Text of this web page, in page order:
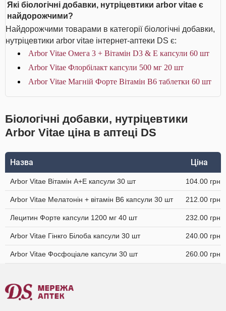
Які біологічні добавки, нутріцевтики arbor vitae є
найдорожчими?
Найдорожчими товарами в категорії біологічні добавки,
нутріцевтики arbor vitae інтернет-аптеки DS є:
Arbor Vitae Омега 3 + Вітамін D3 & Е капсули 60 шт
Arbor Vitae Флорбілакт капсули 500 мг 20 шт
Arbor Vitae Магній Форте Вітамін В6 таблетки 60 шт
Біологічні добавки, нутріцевтики
Arbor Vitae ціна в аптеці DS
Назва Ціна
Arbor Vitae Вітамін A+Е капсули 30 шт 104.00 грн
Arbor Vitae Мелатонін + вітамін В6 капсули 30 шт 212.00 грн
Лецитин Форте капсули 1200 мг 40 шт 232.00 грн
Arbor Vitae Гінкго Білоба капсули 30 шт 240.00 грн
Arbor Vitae Фосфоціале капсули 30 шт 260.00 грн